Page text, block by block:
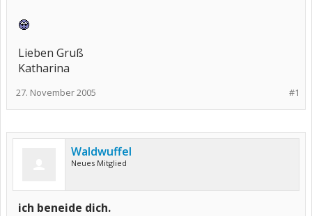
Lieben Gruß
Katharina
#1
27. November 2005
Waldwuffel
Neues Mitglied
ich beneide dich.